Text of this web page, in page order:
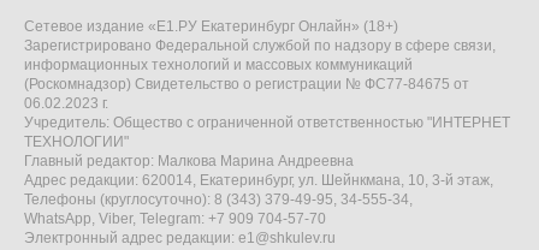
Сетевое издание «Е1.РУ Екатеринбург Онлайн» (18+)
Зарегистрировано Федеральной службой по надзору в сфере связи,
информационных технологий и массовых коммуникаций
(Роскомнадзор) Свидетельство о регистрации № ФС77-84675 от
06.02.2023 г.
Учредитель: Общество с ограниченной ответственностью "ИНТЕРНЕТ
ТЕХНОЛОГИИ"
Главный редактор: Малкова Марина Андреевна
Адрес редакции: 620014, Екатеринбург, ул. Шейнкмана, 10, 3-й этаж,
Телефоны (круглосуточно): 8 (343) 379-49-95, 34-555-34,
WhatsApp, Viber, Telegram: +7 909 704-57-70
Электронный адрес редакции: e1@shkulev.ru